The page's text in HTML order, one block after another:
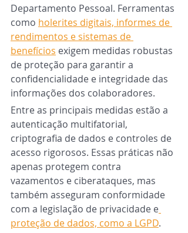
Departamento Pessoal. Ferramentas
como holerites digitais, informes de
rendimentos e sistemas de
benefícios exigem medidas robustas
de proteção para garantir a
confidencialidade e integridade das
informações dos colaboradores.
Entre as principais medidas estão a
autenticação multifatorial,
criptografia de dados e controles de
acesso rigorosos. Essas práticas não
apenas protegem contra
vazamentos e ciberataques, mas
também asseguram conformidade
com a legislação de privacidade e
proteção de dados, como a LGPD.